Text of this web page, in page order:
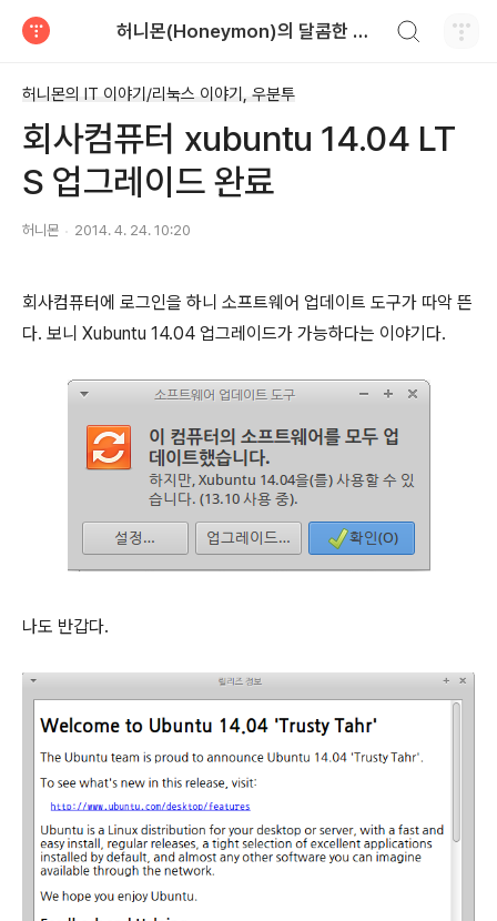
허니몬(Honeymon)의 달콤한 비행
허니몬의 IT 이야기/리눅스 이야기, 우분투
회사컴퓨터 xubuntu 14.04 LT
S 업그레이드 완료
허니몬 2014. 4. 24. 10:20
회사컴퓨터에 로그인을 하니 소프트웨어 업데이트 도구가 따악 뜬
다. 보니 Xubuntu 14.04 업그레이드가 가능하다는 이야기다.
나도 반갑다.